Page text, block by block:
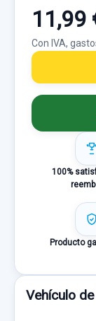
11,99
Con IVA,
100%
Producto
Vehículo